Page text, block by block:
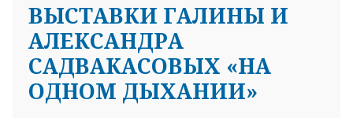
ВЫСТАВКИ ГАЛИНЫ И
АЛЕКСАНДРА
САДВАКАСОВЫХ «НА
ОДНОМ ДЫХАНИИ»